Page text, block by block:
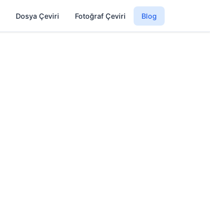
Dosya Çeviri Fotoğraf Çeviri Blog